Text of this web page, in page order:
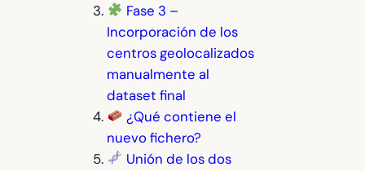
Fase 3 –
Incorporación de los
centros geolocalizados
manualmente al
dataset final
¿Qué contiene el
nuevo fichero?
Unión de los dos